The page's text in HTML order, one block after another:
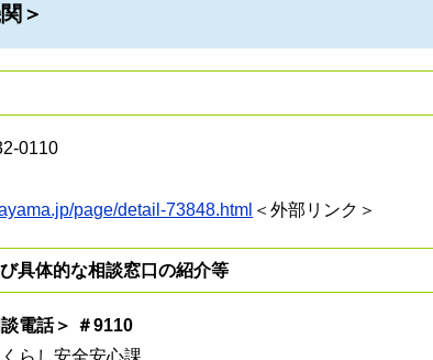
＞
0110
page/detail-73848.html ＜外部リンク＞
具体的な相談窓口の紹介等
電話＞ ＃9110
らし安全安心課